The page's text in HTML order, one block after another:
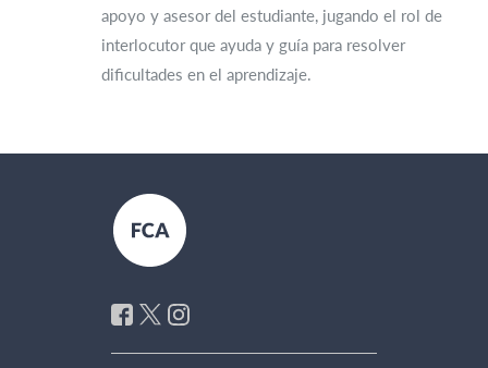
apoyo y asesor del estudiante, jugando el rol de
interlocutor que ayuda y guía para resolver
dificultades en el aprendizaje.